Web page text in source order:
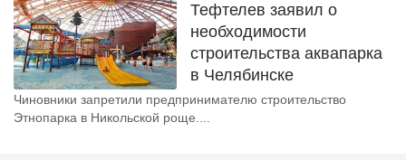
Тефтелев заявил о
необходимости
строительства аквапарка
в Челябинске
Чиновники запретили предпринимателю строительство
Этнопарка в Никольской роще....